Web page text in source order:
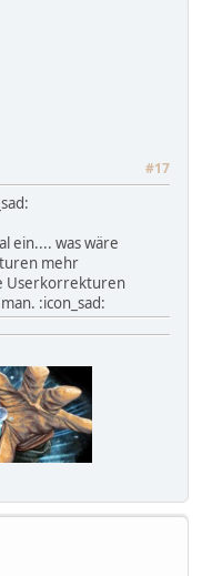
#17
ein.... was wäre
mehr
Userkorrekturen
:icon_sad: